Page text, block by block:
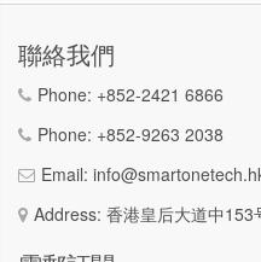
聯絡我們
Phone: +852-2421 6866
Phone: +852-9263 2038
Email:
Address: 香港皇后大道中